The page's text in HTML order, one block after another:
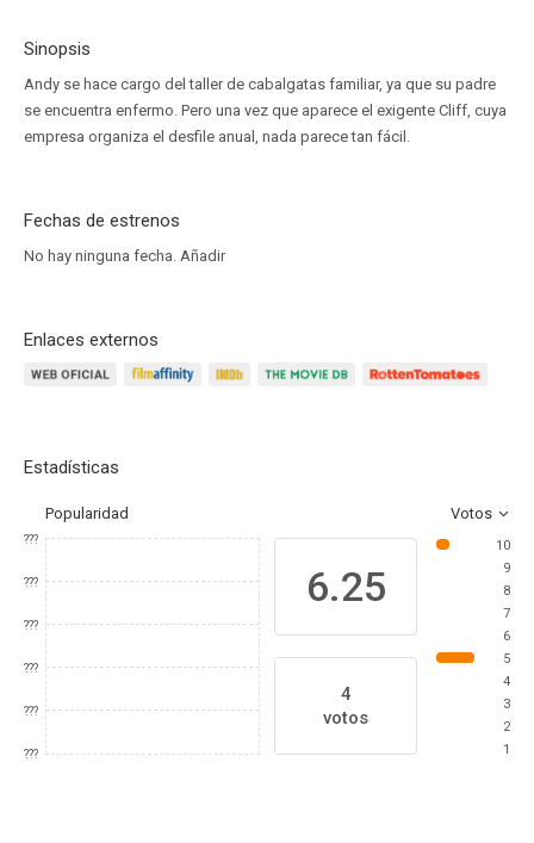
Sinopsis
Andy se hace cargo del taller de cabalgatas familiar, ya que su padre
se encuentra enfermo. Pero una vez que aparece el exigente Cliff, cuya
empresa organiza el desfile anual, nada parece tan fácil.
Fechas de estrenos
No hay ninguna fecha. Añadir
Enlaces externos
Estadísticas
Popularidad Votos
???
???
???
???
???
???
6.25
4
votos
10
9
8
7
6
5
4
3
2
1